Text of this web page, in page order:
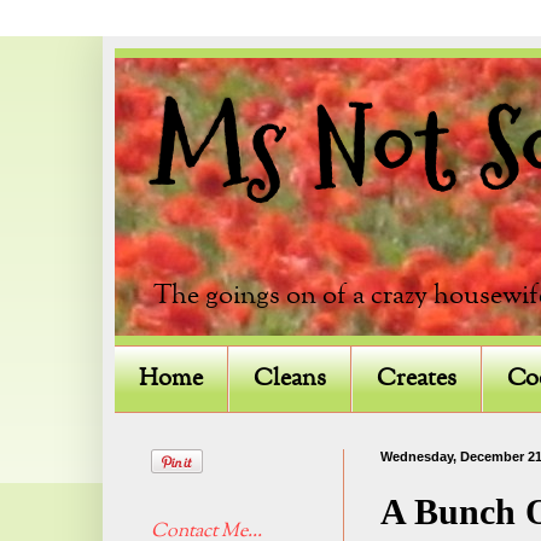
Ms Not
The goings on of a crazy
Home Cleans Creates
Wednesday, December
A Bunch
Contact Me...